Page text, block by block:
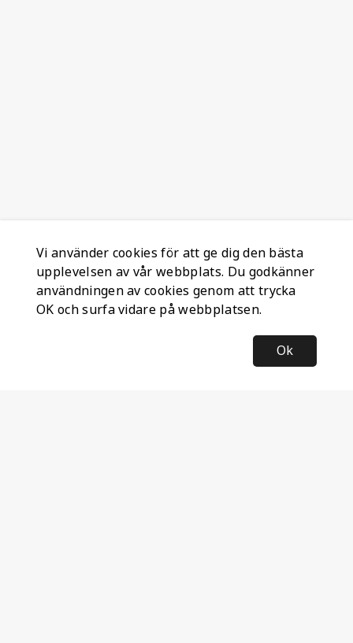
Vi använder cookies för att ge dig den bästa
upplevelsen av vår webbplats. Du godkänner
användningen av cookies genom att trycka
OK och surfa vidare på webbplatsen.
Ok